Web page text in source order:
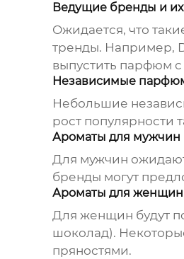
Ведущие бренды и
Ожидается, что
тренды. Например,
выпустить парфюм
Независимые
Небольшие
рост популярности
Ароматы для мужчин
Для мужчин
бренды могут
Ароматы для женщин
Для женщин будут
шоколад).
пряностями.